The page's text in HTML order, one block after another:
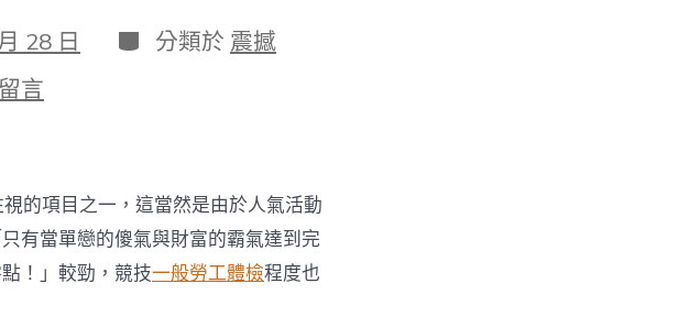
28 日 分
類
分類於 震撼
言
的項目之一，這當然是由於人氣活動
有當單戀的傻氣與財富的霸氣達到完
！」較勁，競技一般勞工體檢程度也